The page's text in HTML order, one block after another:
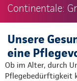
Continentale:
Unsere
eine
Ob im Alter, durch
Pflegebedürftigkeit